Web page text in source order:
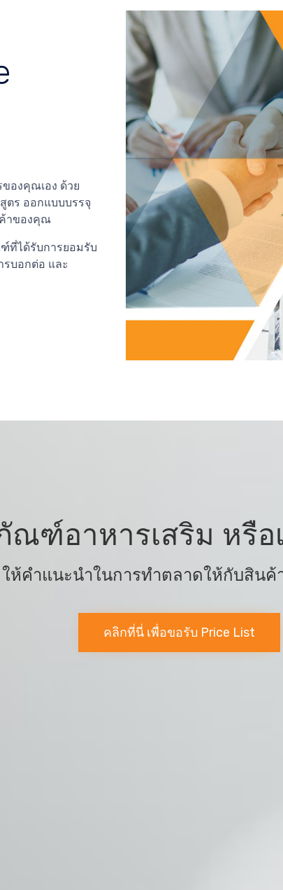
องคุณเอง ด้วย
ตร ออกแบบบรรจุ
าของคุณ
ที่ได้รับการยอมรับ
บอกต่อ และ
ฑ์อาหารเสริม หรือ
คำแนะนำในการทำตลาดให้กับสิน
คลิกที่นี่ เพื่อขอรับ Price List